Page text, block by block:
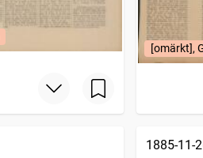
[omärkt],
1885-11-